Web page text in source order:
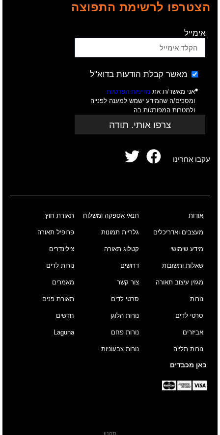
הצטרפו לרשימת התפוצה
אימייל
מאשר קבלת הודעות בדוא"ל
אני מאשר/ת את מדיניות הפרטיות
ומסכים/ה שהמידע ישמש למענה לפנייה
ולמטרות המפורטות בה
צרפו אותי. תודה
עקבו אחרינו
אודות
מעצבים ואדריכלים
מידע שימושי
שאלות ותשובות
מגזין עיצוב תאורה
תנאי אספקה ומשלוח
גלריית תמונות
קטלוג תאורה
דרושים
צור קשר
תאורת חוץ
פרופיל תאורה
צילינדרים
נורות לדים
מאמרים
נורות
סרטי לדים
אביזרים
נורות תלייה
סרטי לדים
נורות הלוגן
נורות פחם
נורות צבעוניות
תאורת פנים
חדשים
Laguna
כאן מכבדים
תקנון